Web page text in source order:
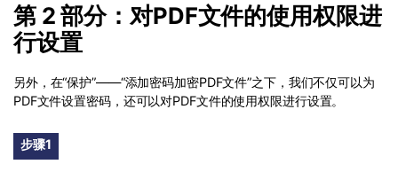
第 2 部分：对PDF文件的使用权限进
行设置
另外，在“保护”——“添加密码加密PDF文件”之下，我们不仅可以为
PDF文件设置密码，还可以对PDF文件的使用权限进行设置。
步骤1